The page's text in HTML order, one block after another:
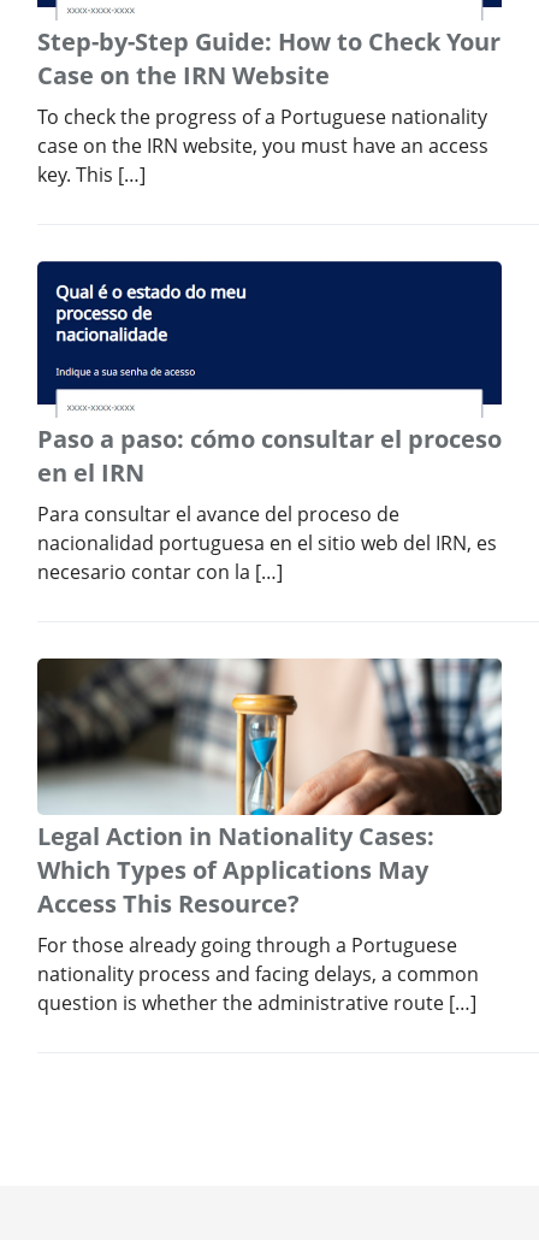
Step-by-Step Guide: How to Check Your
Case on the IRN Website
To check the progress of a Portuguese nationality
case on the IRN website, you must have an access
key. This […]
Paso a paso: cómo consultar el proceso
en el IRN
Para consultar el avance del proceso de
nacionalidad portuguesa en el sitio web del IRN, es
necesario contar con la […]
Legal Action in Nationality Cases:
Which Types of Applications May
Access This Resource?
For those already going through a Portuguese
nationality process and facing delays, a common
question is whether the administrative route […]